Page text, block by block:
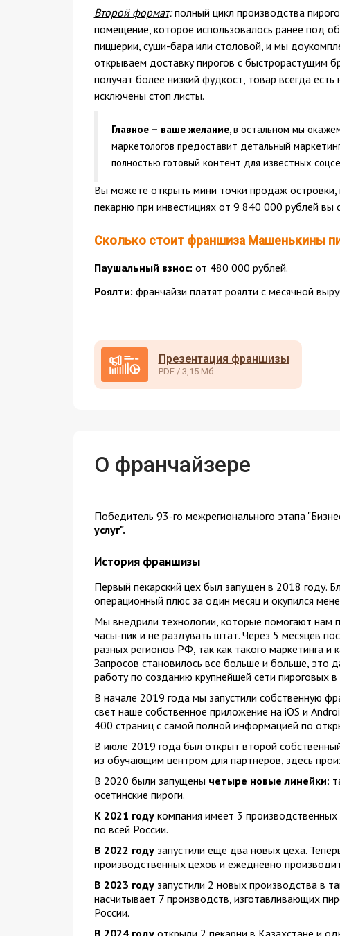
Второй формат:полный цикл производства
помещение, которое использовалось ранее под
пиццерии, суши-бара или столовой, и мы
открываем доставку пирогов с быстрорастущим
получат более низкий фудкост, товар всегда
исключены стоп листы.
Главное – ваше желание, в остальном мы
маркетологов предоставит детальный
полностью готовый контент для известных
Вы можете открыть мини точки продаж
пекарню при инвестициях от 9 840 000 рублей вы
Сколько стоит франшиза Машенькины
Паушальный взнос: от 480 000 рублей.
Роялти: франчайзи платят роялти с месячной
Презентация франшизы
PDF / 3,15 Мб
О франчайзере
Победитель 93-го межрегионального этапа
услуг".
История франшизы
Первый пекарский цех был запущен в 2018 году.
операционный плюс за один месяц и окупился
Мы внедрили технологии, которые помогают нам
часы-пик и не раздувать штат. Через 5 месяцев
разных регионов РФ, так как такого маркетинга
Запросов становилось все больше и больше, это
работу по созданию крупнейшей сети пироговых
В начале 2019 года мы запустили собственную
свет наше собственное приложение на iOS и
400 страниц с самой полной информацией по
В июле 2019 года был открыт второй
из обучающим центром для партнеров, здесь
В 2020 были запущены четыре новые линейки:
осетинские пироги.
К 2021 годукомпания имеет 3 производственных
по всей России.
В 2022 годузапустили еще два новых цеха.
производственных цехов и ежедневно
В 2023 годузапустили 2 новых производства в
насчитывает 7 производств, изготавливающих
России.
В 2024 годуоткрыли 2 пекарни в Казахстане и